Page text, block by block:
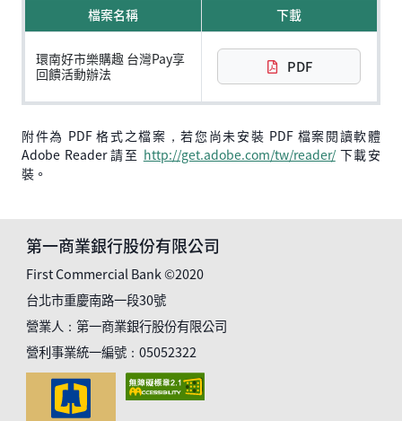
檔案名稱 下載
環南好市樂購趣 台灣Pay享
回饋活動辦法
PDF
附件為 PDF 格式之檔案，若您尚未安裝 PDF 檔案閱讀軟體
Adobe Reader 請至 http://get.adobe.com/tw/reader/下載安
裝。
第一商業銀行股份有限公司
First Commercial Bank ©2020
台北市重慶南路一段30號
營業人：第一商業銀行股份有限公司
營利事業統一編號：05052322